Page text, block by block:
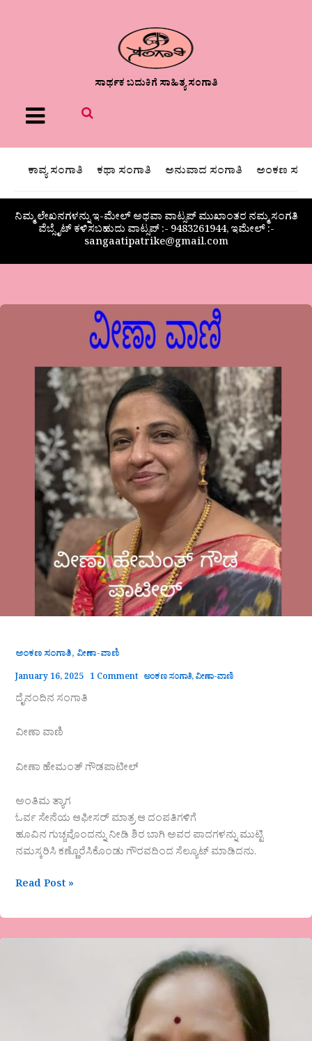
ಸಾರ್ಥಕ ಬದುಕಿಗೆ ಸಾಹಿತ್ಯ ಸಂಗಾತಿ
Menu
ಕಾವ್ಯ ಸಂಗಾತಿ ಕಥಾ ಸಂಗಾತಿ ಅನುವಾದ ಸಂಗಾತಿ ಅಂಕಣ
ನಿಮ್ಮ ಲೇಖನಗಳನ್ನು ಇ-ಮೇಲ್ ಅಥವಾ ವಾಟ್ಸಪ್ ಮುಖಾಂತರ ನಮ್ಮ ಸಂಗತಿ
ವೆಬ್ಸೈಟ್ ಕಳಿಸಬಹುದು ವಾಟ್ಸಪ್‌ :- 9483261944, ಇಮೇಲ್ :-
sangaatipatrike@gmail.com
ಅಂಕಣ ಸಂಗಾತಿ, ವೀಣಾ-ವಾಣಿ
January 16, 2025 1 Comment ಅಂಕಣ ಸಂಗಾತಿ,ವೀಣಾ-ವಾಣಿ
ದೈನಂದಿನ ಸಂಗಾತಿ
ವೀಣಾ ವಾಣಿ
ವೀಣಾ ಹೇಮಂತ್‌ ಗೌಡಪಾಟೀಲ್
ಅಂತಿಮ ತ್ಯಾಗ
ಓರ್ವ ಸೇನೆಯ ಆಫೀಸರ್ ಮಾತ್ರ ಆ ದಂಪತಿಗಳಿಗೆ
ಹೂವಿನ ಗುಚ್ಚವೊಂದನ್ನು ನೀಡಿ ಶಿರ ಬಾಗಿ ಅವರ ಪಾದಗಳನ್ನು ಮುಟ್ಟಿ
ನಮಸ್ಕರಿಸಿ ಕಣ್ಣೊರೆಸಿಕೊಂಡು ಗೌರವದಿಂದ ಸೆಲ್ಯೂಟ್ ಮಾಡಿದನು.
Read Post »